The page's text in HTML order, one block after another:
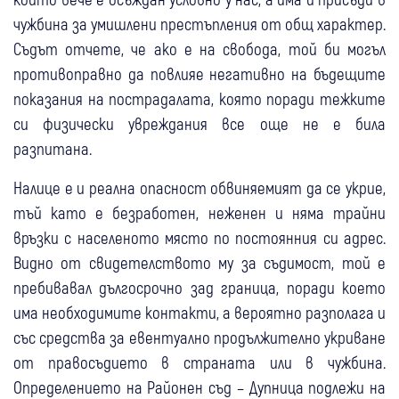
чужбина за умишлени престъпления от общ характер.
Съдът отчете, че ако е на свобода, той би могъл
противоправно да повлияе негативно на бъдещите
показания на пострадалата, която поради тежките
си физически увреждания все още не е била
разпитана.
Налице е и реална опасност обвиняемият да се укрие,
тъй като е безработен, неженен и няма трайни
връзки с населеното място по постоянния си адрес.
Видно от свидетелството му за съдимост, той е
пребивавал дългосрочно зад граница, поради което
има необходимите контакти, а вероятно разполага и
със средства за евентуално продължително укриване
от правосъдието в страната или в чужбина.
Определението на Районен съд – Дупница подлежи на